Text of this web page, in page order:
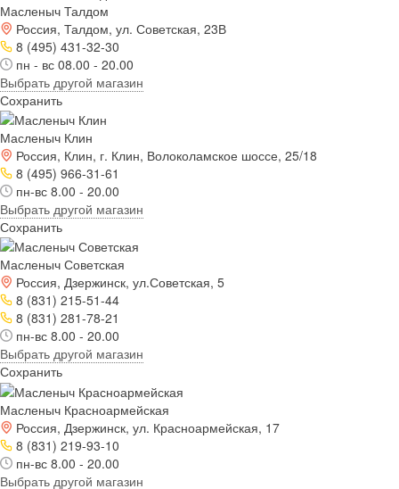
Масленыч Талдом
Россия, Талдом, ул. Советская, 23В
8 (495) 431-32-30
пн - вс 08.00 - 20.00
Выбрать другой магазин
Сохранить
Масленыч Клин
Россия, Клин, г. Клин, Волоколамское шоссе, 25/18
8 (495) 966-31-61
пн-вс 8.00 - 20.00
Выбрать другой магазин
Сохранить
Масленыч Советская
Россия, Дзержинск, ул.Советская, 5
8 (831) 215-51-44
8 (831) 281-78-21
пн-вс 8.00 - 20.00
Выбрать другой магазин
Сохранить
Масленыч Красноармейская
Россия, Дзержинск, ул. Красноармейская, 17
8 (831) 219-93-10
пн-вс 8.00 - 20.00
Выбрать другой магазин